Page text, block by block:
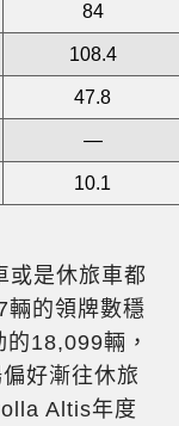
84
108.4
47.8
—
10.1
或是休旅車都
的領牌數穩
18,099輛，
好漸往休旅
Altis年度